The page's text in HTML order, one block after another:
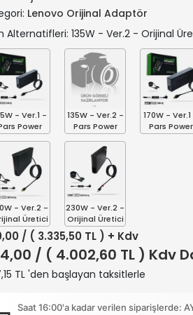
Lenovo Orijinal Adaptör
Alternatifleri: 135W - Ver.2 - Orijinal
- Ver.1 -
Power
135W - Ver.2 -
Pars Power
170W -
Pars Power
- Ver.2 -
Üretici
230W - Ver.2 -
Orijinal Üretici
/ ( 3.335,50 TL ) + Kdv
/ ( 4.002,60 TL ) Kdv
TL 'den başlayan taksitlerle
Saat 16:00'a kadar verilen siparişlerde: